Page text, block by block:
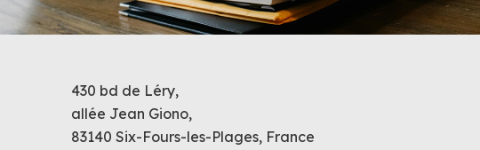
430 bd de Léry,
allée Jean Giono,
83140 Six-Fours-les-Plages, France